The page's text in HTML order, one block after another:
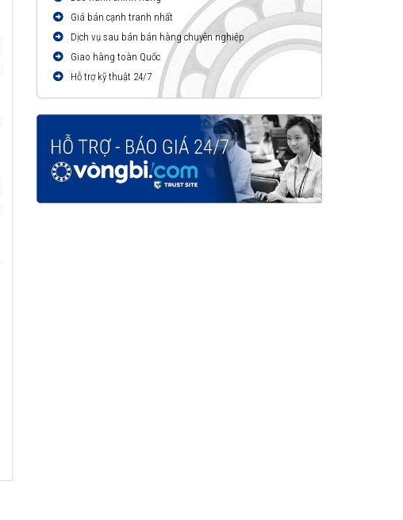
Giá bán cạnh tranh nhất
Dịch vụ sau bán bán hàng chuyên nghiệp
Giao hàng toàn Quốc
Hỗ trợ kỹ thuật 24/7